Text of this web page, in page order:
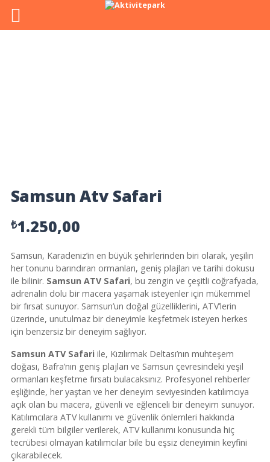
Samsun Atv Safari
₺1.250,00
Samsun, Karadeniz’in en büyük şehirlerinden biri olarak, yeşilin
her tonunu barındıran ormanları, geniş plajları ve tarihi dokusu
ile bilinir. Samsun ATV Safari, bu zengin ve çeşitli coğrafyada,
adrenalin dolu bir macera yaşamak isteyenler için mükemmel
bir fırsat sunuyor. Samsun’un doğal güzelliklerini, ATV’lerin
üzerinde, unutulmaz bir deneyimle keşfetmek isteyen herkes
için benzersiz bir deneyim sağlıyor.
Samsun ATV Safariile, Kızılırmak Deltası’nın muhteşem
doğası, Bafra’nın geniş plajları ve Samsun çevresindeki yeşil
ormanları keşfetme fırsatı bulacaksınız. Profesyonel rehberler
eşliğinde, her yaştan ve her deneyim seviyesinden katılımcıya
açık olan bu macera, güvenli ve eğlenceli bir deneyim sunuyor.
Katılımcılara ATV kullanımı ve güvenlik önlemleri hakkında
gerekli tüm bilgiler verilerek, ATV kullanımı konusunda hiç
tecrübesi olmayan katılımcılar bile bu eşsiz deneyimin keyfini
çıkarabilecek.